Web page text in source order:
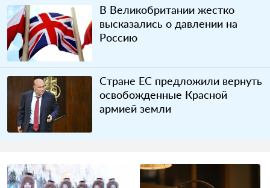
В Великобритании жестко
высказались о давлении на
Россию
Стране ЕС предложили вернуть
освобожденные Красной
армией земли